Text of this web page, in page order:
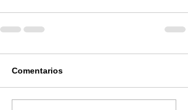
Comentarios